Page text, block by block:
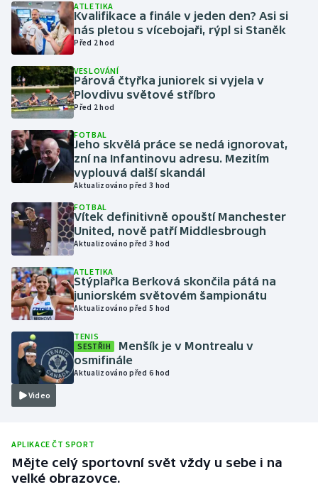
Gymnastika
Házená
Jezdectví
Judo
Krasobruslení
Lyže a snowboard
Moderní pětiboj
Motorsport
Parasport
Plavání
Ragby
ATLETIKA
Kvalifikace a finále v jeden den? Asi si
nás pletou s vícebojaři, rýpl si Staněk
Před 2 hod
VESLOVÁNÍ
Párová čtyřka juniorek si vyjela v
Plovdivu světové stříbro
Před 2 hod
FOTBAL
Jeho skvělá práce se nedá ignorovat,
zní na Infantinovu adresu. Mezitím
vyplouvá další skandál
Aktualizováno před 3 hod
FOTBAL
Vítek definitivně opouští Manchester
United, nově patří Middlesbrough
Aktualizováno před 3 hod
ATLETIKA
Stýplařka Berková skončila pátá na
juniorském světovém šampionátu
Aktualizováno před 5 hod
Video
TENIS
SESTŘIH
Menšík je v Montrealu v
osmifinále
Aktualizováno před 6 hod
APLIKACE ČT SPORT
Mějte celý sportovní svět vždy u sebe i na
velké obrazovce.